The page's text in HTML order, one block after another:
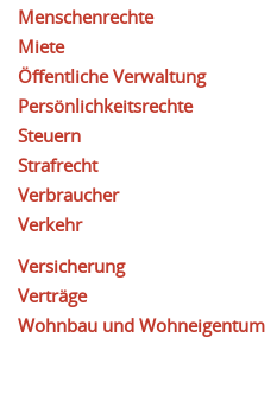
Menschenrechte
Miete
Öffentliche Verwaltung
Persönlichkeitsrechte
Steuern
Strafrecht
Verbraucher
Verkehr
Versicherung
Verträge
Wohnbau und Wohneigentum